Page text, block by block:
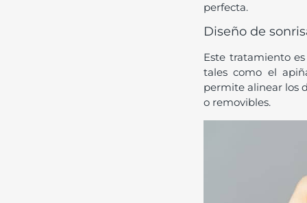
perfecta.
Diseño de
Este tratamiento
tales como el
permite alinear los
o removibles.